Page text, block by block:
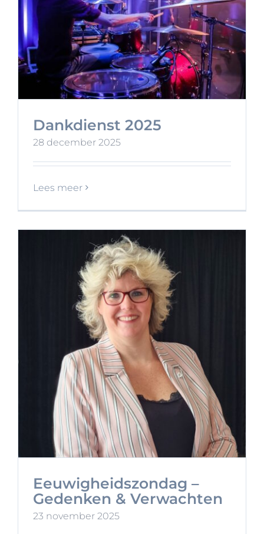
Dankdienst 2025
28 december 2025
Lees meer
Eeuwigheidszondag –
Gedenken & Verwachten
23 november 2025